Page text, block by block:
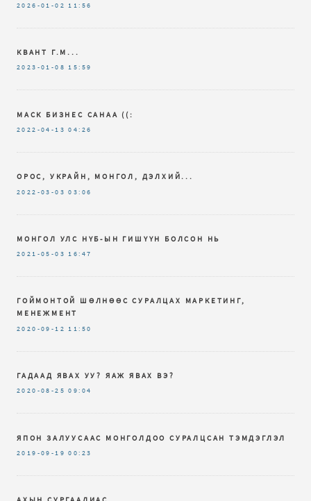
2026-01-02 11:56
КВАНТ Г.М...
2023-01-08 15:59
МАСК БИЗНЕС САНАА ((:
2022-04-13 04:26
ОРОС, УКРАЙН, МОНГОЛ, ДЭЛХИЙ...
2022-03-03 03:06
МОНГОЛ УЛС НҮБ-ЫН ГИШҮҮН БОЛСОН НЬ
2021-05-03 16:47
ГОЙМОНТОЙ ШӨЛНӨӨС СУРАЛЦАХ МАРКЕТИНГ,
МЕНЕЖМЕНТ
2020-09-12 11:50
ГАДААД ЯВАХ УУ? ЯАЖ ЯВАХ ВЭ?
2020-08-25 09:04
ЯПОН ЗАЛУУСААС МОНГОЛДОО СУРАЛЦСАН ТЭМДЭГЛЭЛ
2019-09-19 00:23